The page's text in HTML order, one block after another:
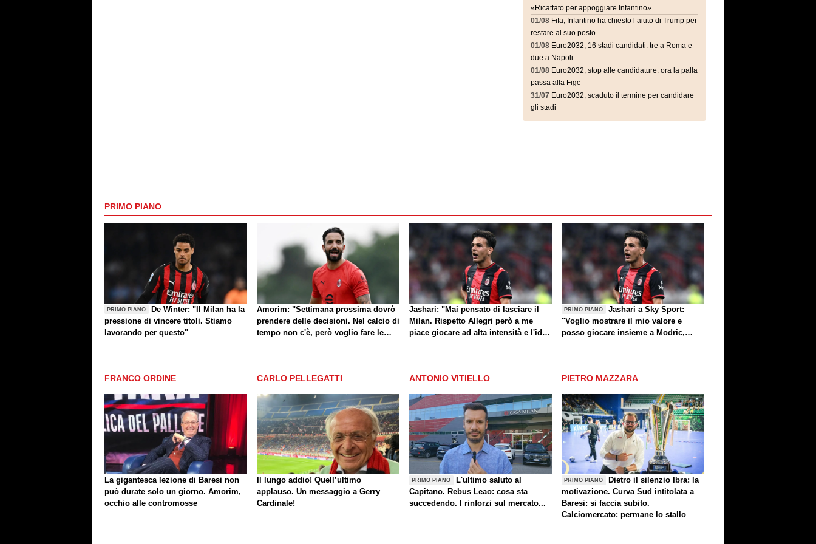
«Ricattato per appoggiare Infantino»
01/08 Fifa, Infantino ha chiesto l’aiuto di Trump per
restare al suo posto
01/08 Euro2032, 16 stadi candidati: tre a Roma e
due a Napoli
01/08 Euro2032, stop alle candidature: ora la palla
passa alla Figc
31/07 Euro2032, scaduto il termine per candidare
gli stadi
PRIMO PIANO
PRIMO PIANO
De Winter: "Il Milan ha la
pressione di vincere titoli. Stiamo
lavorando per questo"
Amorim: "Settimana prossima dovrò
prendere delle decisioni. Nel calcio di
tempo non c'è, però voglio fare le
Jashari: "Mai pensato di lasciare il
Milan. Rispetto Allegri però a me
piace giocare ad alta intensità e l'idea
PRIMO PIANO
Jashari a Sky Sport:
"Voglio mostrare il mio valore e
posso giocare insieme a Modric,
FRANCO ORDINE
La gigantesca lezione di Baresi non
può durate solo un giorno. Amorim,
occhio alle contromosse
CARLO PELLEGATTI
Il lungo addio! Quell’ultimo
applauso. Un messaggio a Gerry
Cardinale!
ANTONIO VITIELLO
PRIMO PIANO
L'ultimo saluto al
Capitano. Rebus Leao: cosa sta
succedendo. I rinforzi sul mercato...
PIETRO MAZZARA
PRIMO PIANO
Dietro il silenzio Ibra: la
motivazione. Curva Sud intitolata a
Baresi: si faccia subito.
Calciomercato: permane lo stallo